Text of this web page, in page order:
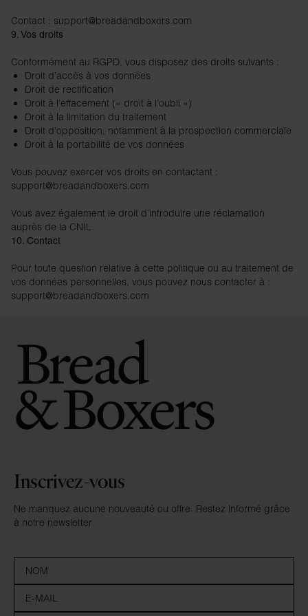
Contact : support@breadandboxers.com
9. Vos droits
Conformément au RGPD, vous disposez des droits suivants :
Droit d’accès à vos données
Droit de rectification
Droit à l’effacement (« droit à l’oubli »)
Droit à la limitation du traitement
Droit d’opposition, notamment à la prospection commerciale
Droit à la portabilité de vos données
Vous pouvez exercer vos droits en contactant :
support@breadandboxers.com
Vous avez également le droit d’introduire une réclamation
auprès de la CNIL.
10. Contact
Pour toute question relative à cette politique ou au traitement de
vos données personnelles, vous pouvez nous contacter à :
support@breadandboxers.com
Inscrivez-vous
Ne manquez aucune nouveauté ou offre. Restez informé grâce
à notre newsletter